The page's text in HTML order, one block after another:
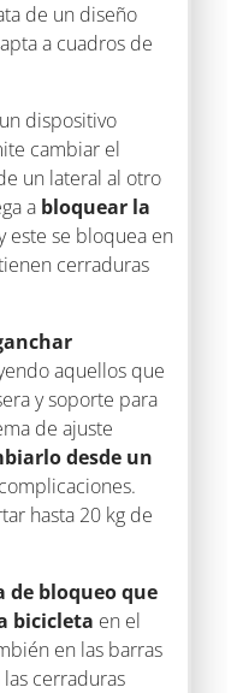
de un diseño
a cuadros de
dispositivo
cambiar el
un lateral al otro
a bloquear la
este se bloquea en
cerraduras
aquellos que
y soporte para
de ajuste
desde un
hasta 20 kg de
de bloqueo que
bicicleta en el
en las barras
cerraduras